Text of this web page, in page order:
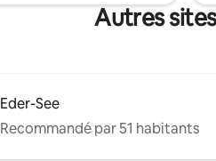
Autres
Eder-See
Recommandé par 51 habitants